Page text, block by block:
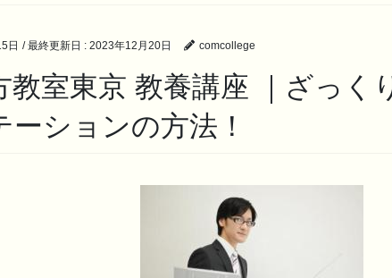
日 / 最終更新日 : 2023年12月20日 comcollege
教室東京 教養講座 ｜ざっく
ーションの方法！